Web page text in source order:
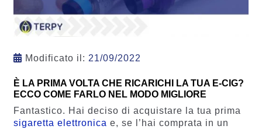
Modificato il: 21/09/2022
È LA PRIMA VOLTA CHE RICARICHI LA TUA E-CIG?
ECCO COME FARLO NEL MODO MIGLIORE
Fantastico. Hai deciso di acquistare la tua prima
sigaretta elettronica e, se l’hai comprata in un